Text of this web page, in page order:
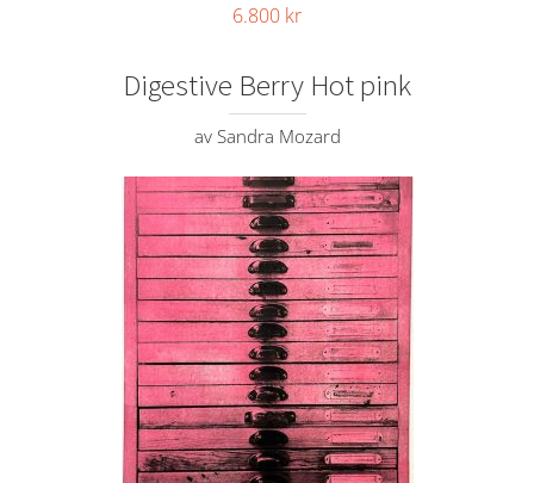
6.800 kr
Digestive Berry Hot pink
av Sandra Mozard